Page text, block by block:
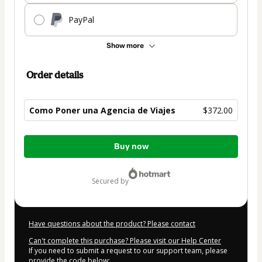
PayPal
Show more
Order details
Como Poner una Agencia de Viajes $372.00
Total
Buy now
secured by
Have questions about the product? Please contact
Can't complete this purchase? Please visit our Help Center
If you need to submit a request to our support team, please